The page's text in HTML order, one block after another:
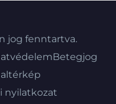
jog fenntartva.
Betegjog
nyilatkozat